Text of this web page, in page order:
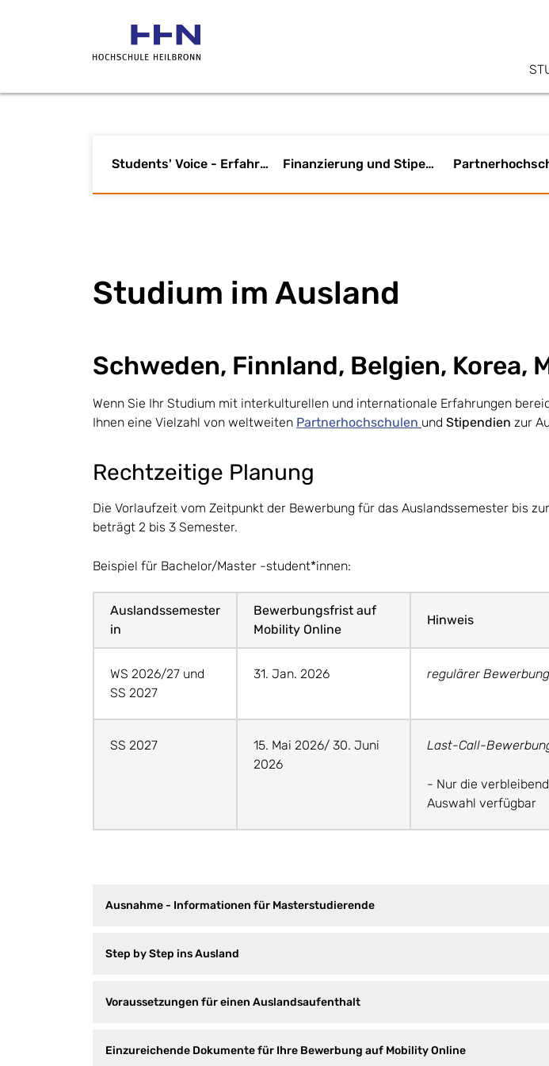
Students' Voice - Erfahrungsberichte Finanzierung und Stipendien für das Auslandssemester
Studium im Ausland
Schweden, Finnland, Belgien, Korea,
Wenn Sie Ihr Studium mit interkulturellen und internationale Erfahrungen
Ihnen eine Vielzahl von weltweiten Partnerhochschulen und Stipendien zur
Rechtzeitige Planung
Die Vorlaufzeit vom Zeitpunkt der Bewerbung für das Auslandssemester bis
beträgt 2 bis 3 Semester.
Beispiel für Bachelor/Master -student*innen:
Auslandssemester
in
Bewerbungsfrist auf
Mobility Online
Hinweis
WS 2026/27 und
SS 2027
31. Jan. 2026 regulärer
SS 2027
15. Mai 2026/ 30. Juni
2026
Last-Call-
- Nur die
Auswahl verfügbar
Ausnahme - Informationen für Masterstudierende
Step by Step ins Ausland
Voraussetzungen für einen Auslandsaufenthalt
Einzureichende Dokumente für Ihre Bewerbung auf Mobility Online